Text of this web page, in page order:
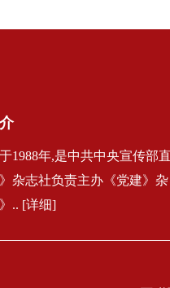
1988年,是中共中央宣传部直
杂志社负责主办《党建》杂
.. [详细]